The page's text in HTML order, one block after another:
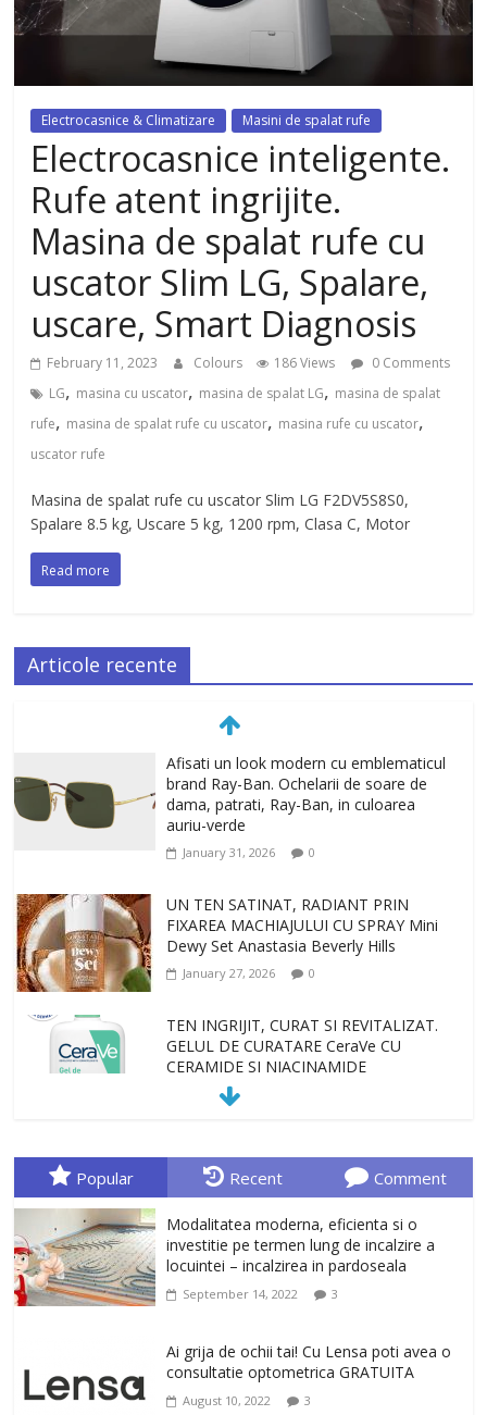
dezvoltat, cu Flexor Fitness-
dispozitiv pentru tonifiere muschi
Electrocasnice & Climatizare Masini de spalat rufe
Electrocasnice inteligente.
Rufe atent ingrijite.
Masina de spalat rufe cu
uscator Slim LG, Spalare,
uscare, Smart Diagnosis
February 11, 2023 Colours 186 Views
0 Comments
LG, masina cu uscator, masina de spalat LG, masina de spalat
rufe, masina de spalat rufe cu uscator, masina rufe cu uscator,
uscator rufe
Masina de spalat rufe cu uscator Slim LG F2DV5S8S0,
Spalare 8.5 kg, Uscare 5 kg, 1200 rpm, Clasa C, Motor
Read more
Articole recente
Afisati un look modern cu emblematicul
brand Ray-Ban. Ochelarii de soare de
dama, patrati, Ray-Ban, in culoarea
auriu-verde
January 31, 2026 0
UN TEN SATINAT, RADIANT PRIN
FIXAREA MACHIAJULUI CU SPRAY Mini
Dewy Set Anastasia Beverly Hills
January 27, 2026 0
TEN INGRIJIT, CURAT SI REVITALIZAT.
GELUL DE CURATARE CeraVe CU
CERAMIDE SI NIACINAMIDE
January 23, 2026
ori o provocare. Idei inedite, cadouri
originale, le puteti avea la Giftspot.ro,
alegere buna, Oglinda de baie cu mărire
și iluminare LED
February 20, 2026 0
un corp sanatos si armonios dezvoltat,
cu Flexor Fitness-dispozitiv pentru
Popular Recent Comment
Modalitatea moderna, eficienta si o
investitie pe termen lung de incalzire a
locuintei – incalzirea in pardoseala
September 14, 2022 3
Ai grija de ochii tai! Cu Lensa poti avea o
consultatie optometrica GRATUITA
August 10, 2022 3